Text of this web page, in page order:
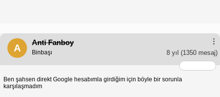
A
Anti Fanboy
8 yıl (1350 mesaj)
Binbaşı
Ben şahsen direkt Google hesabımla girdiğim için böyle bir sorunla
karşılaşmadım